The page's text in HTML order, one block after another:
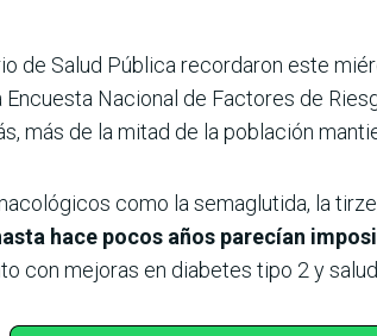
de Salud Pública recordaron este
Encuesta Nacional de Factores de
más de la mitad de la población
como la semaglutida, la
hace pocos años parecían
con mejoras en diabetes tipo 2 y